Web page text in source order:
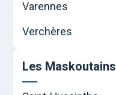
Varennes
Verchères
Les Maskoutains